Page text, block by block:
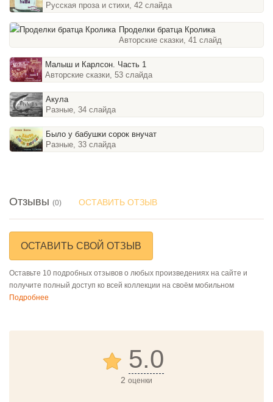
Русская проза и стихи, 42 слайда
Проделки братца Кролика
Авторские сказки, 41 слайд
Малыш и Карлсон. Часть 1
Авторские сказки, 53 слайда
Акула
Разные, 34 слайда
Было у бабушки сорок внучат
Разные, 33 слайда
Отзывы (0) ОСТАВИТЬ ОТЗЫВ
ОСТАВИТЬ СВОЙ ОТЗЫВ
Оставьте 10 подробных отзывов о любых произведениях на сайте и
получите полный доступ ко всей коллекции на своём мобильном
Подробнее
5.0
2 оценки